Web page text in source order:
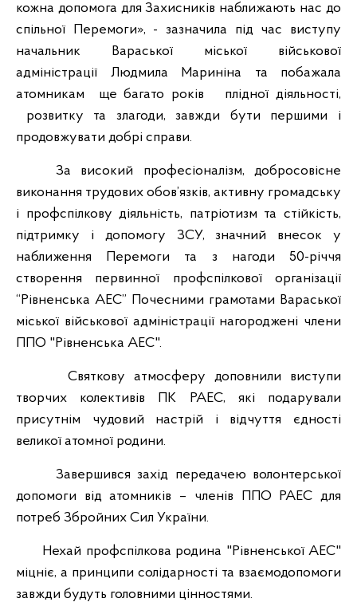
кожна допомога для Захисників наближають нас до
спільної Перемоги», - зазначила під час виступу
начальник Вараської міської військової
адміністрації Людмила Мариніна та побажала
атомникам ще багато років плідної діяльності,
розвитку та злагоди, завжди бути першими і
продовжувати добрі справи.
За високий професіоналізм, добросовісне
виконання трудових обов’язків, активну громадську
і профспілкову діяльність, патріотизм та стійкість,
підтримку і допомогу ЗСУ, значний внесок у
наближення Перемоги та з нагоди 50-річчя
створення первинної профспілкової організації
“Рівненська АЕС” Почесними грамотами Вараської
міської військової адміністрації нагороджені члени
ППО "Рівненська АЕС".
Святкову атмосферу доповнили виступи
творчих колективів ПК РАЕС, які подарували
присутнім чудовий настрій і відчуття єдності
великої атомної родини.
Завершився захід передачею волонтерської
допомоги від атомників – членів ППО РАЕС для
потреб Збройних Сил України.
Нехай профспілкова родина "Рівненської АЕС"
міцніє, а принципи солідарності та взаємодопомоги
завжди будуть головними цінностями.